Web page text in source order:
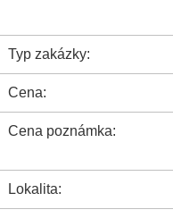
Typ zakázky:
Cena:
Cena poznámka:
Lokalita: